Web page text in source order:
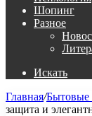
Шопинг
Разное
Искать
Главная/Бытовые
защита и